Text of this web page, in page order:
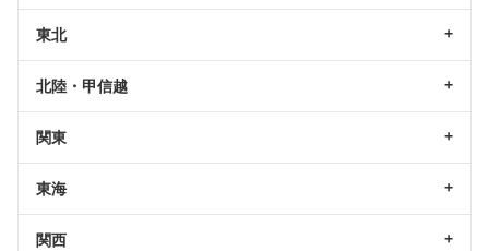
東北
北陸・甲信越
関東
東海
関西